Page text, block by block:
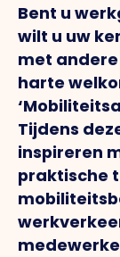
Bent u
wilt u uw
met
harte
Tijdens
inspireren
praktische